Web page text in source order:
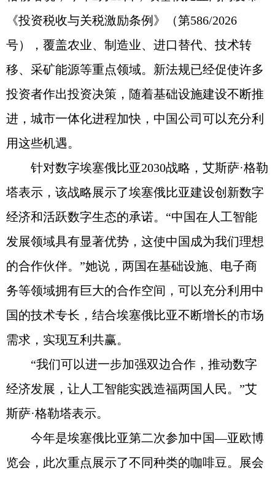
《投资税收与关税激励条例》（第586/2026
号），覆盖农业、制造业、进口替代、技术转
移、采矿能源等重点领域。新法规已经促使许多
投资者作出投资决策，随着基础设施建设不断推
进，城市一体化进程加快，中国公司可以充分利
用这些机遇。
针对数字埃塞俄比亚2030战略，艾斯萨·格勒
塔表示，该战略展示了埃塞俄比亚建设创新数字
经济和活跃数字生态的承诺。“中国在人工智能
发展领域具有显著优势，这使中国成为我们理想
的合作伙伴。”她说，两国在基础设施、电子商
务等领域拥有巨大的合作空间，可以充分利用中
国的技术专长，结合埃塞俄比亚不断增长的市场
需求，实现互利共赢。
“我们可以进一步加强双边合作，推动数字
经济发展，让人工智能实践造福两国人民。”艾
斯萨·格勒塔表示。
今年是埃塞俄比亚第二次参加中国—亚欧博
览会，此次重点展示了不同种类的咖啡豆。展会